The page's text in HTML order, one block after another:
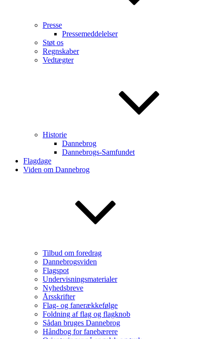
Presse
Pressemeddelelser
Støt os
Regnskaber
Vedtægter
Historie
Dannebrog
Dannebrogs-Samfundet
Flagdage
Viden om Dannebrog
Tilbud om foredrag
Dannebrogsviden
Flagspot
Undervisningsmaterialer
Nyhedsbreve
Årsskrifter
Flag- og fanerækkefølge
Foldning af flag og flagknob
Sådan bruges Dannebrog
Håndbog for fanebærere